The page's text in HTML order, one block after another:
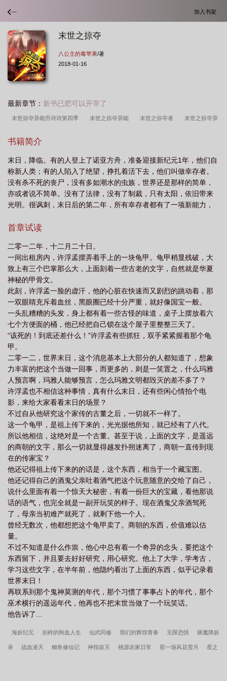
加入书架
末世之掠夺
八公主的毒苹果/著
2018-01-16
最新章节： 新书已肥可以开宰了
末世掠夺异能乔诗诗第四季 末世之掠夺异能 末世之掠夺者 末世之掠夺异
之掠夺异能四季
能 末世之掠夺城市 末世之掠杀原型 末世之掠夺百倍反还 末世掠夺异能
乔诗诗第四季在线观看 末世之掠食者 末世之掠夺异能免费阅读 末世之掠夺
异能第二季 末世之掠夺异能乔轻轻最新章节更新 末世之掠夺商人 末世掠
夺 末世之掠夺异能乔诗诗 末世掠夺SSS异能 末世掠夺游戏 丛林一只
能TXT 末世之掠夺女王免费阅读
书籍简介
末日，降临。有的人登上了诺亚方舟，准备迎接新纪元1年，他们自
称新人类；有的人陷入了绝望，挣扎着活下去，他们叫做幸存者。
没有杀不死的丧尸，没有多如潮水的虫族，世界还是那样的简单，
亦或者说不简单。没有了法律，没有了制裁，只有太阳，依旧带来
光明。很讽刺，末日后的第二年，所有幸存者都有了一项新能力，
地方，连呼吸的空气都缺乏。要想活下去，就需要无止境的掠夺，
有着吃货型异能的主角，在资源极度枯竭的末世，进行大规模掠夺
的故
首章试读
二零一二年，十二月二十日。
一间出租房内，许浮孟摆弄着手上的一块龟甲。龟甲稍显残破，大
致上有三个巴掌那么大，上面刻着一些古老的文字，自然就是华夏
神秘的甲骨文。
此刻，许浮孟一脸的虚汗，他的心脏在快速而又剧烈的跳动着，那
一双眼睛充斥着血丝，黑眼圈已经十分严重，就好像国宝一般。
一头乱糟糟的头发，身上都有着一些古怪的味道，桌子上摆放着六
七个方便面的桶，他已经把自己锁在这个屋子里整整三天了。
“该死的！到底还差什么！”许浮孟有些抓狂，双手紧紧握着那个龟
甲。
二零一二，世界末日，这个消息基本上大部分的人都知道了，想象
力丰富的把这个当做一回事，而更多的，则是一笑置之，什么玛雅
人预言啊，玛雅人能够预言，怎么玛雅文明都毁灭的差不多了？
许浮孟也不相信这种事情，真有什么末日，还有些闲心情拍个电
影，来给大家看看末日的场景？
不过自从他研究这个家传的古董之后，一切就不一样了。
这一个龟甲，是祖上传下来的，光光据他所知，就已经有了八代。
所以他相信，这绝对是一个古董。甚至于说，上面的文字，是遥远
的商朝的文字，那么一切就显得越发扑朔迷离了，商朝一直传到现
在的传家宝？
他还记得祖上传下来的的话是，这个东西，相当于一个藏宝图。
他还记得自己的酒鬼父亲吐着酒气把这个玩意随意的交给了自己，
说什么里面有着一个惊天大秘密，有着一份巨大的宝藏，看他那说
话的语气，也完全就是一副开玩笑的样子。现在酒鬼父亲酒驾死
了，母亲当初难产就死了，就剩下他一个人。
曾经无数次，他都想把这个龟甲卖了。商朝的东西，价值难以估
量。
不过不知道是什么作祟，他心中总有着一个奇异的念头，要把这个
东西留下，并且要去好好研究，用心研究。他上了大学，学考古，
学习这些文字，在半年前，他隐约看出了上面的东西，似乎记录着
世界末日！
再联系到那个鬼神莫测的年代，那个习惯了事事占卜的年代，那个
巫术横行的遥远年代，他再也不把末世当做了一个玩笑话。
他告诉了...
海妖纪元 别样的狗血人生 仙武同修 我们的辉煌青春 无限恐惧 驱魔降妖
录 战血凌天 鲫鱼修仙记 神指寂灭 桃源农家日常 那一场风花雪月 星之